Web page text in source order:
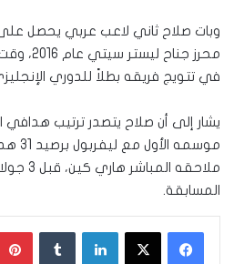
وبات صلاح ثاني لاعب عربي يحصل على
محرز جناح
في تتويج فريقه بطلاً للدوري
يشار إلى أن صلاح يتصدر ترتيب هدافي
ملاحقه
المسابقة.
لينكدإن